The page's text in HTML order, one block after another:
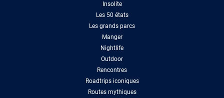
Insolite
Les 50 états
Les grands parcs
Manger
Nightlife
Outdoor
Rencontres
Roadtrips iconiques
Routes mythiques